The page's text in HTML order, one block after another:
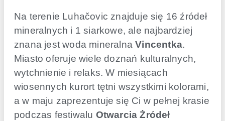
Na terenie Luhačovic znajduje się 16 źródeł
mineralnych i 1 siarkowe, ale najbardziej
znana jest woda mineralnaVincentka.
Miasto oferuje wiele doznań kulturalnych,
wytchnienie i relaks. W miesiącach
wiosennych kurort tętni wszystkimi kolorami,
a w maju zaprezentuje się Ci w pełnej krasie
podczas festiwalu Otwarcia Żródeł